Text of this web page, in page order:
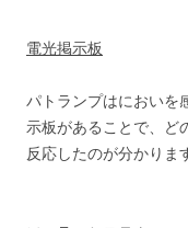
電光掲示板
パトランプはにおいを
示板があることで、ど
反応したのが分かりま